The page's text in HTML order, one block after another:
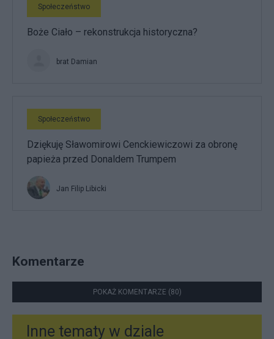
Społeczeństwo
Boże Ciało – rekonstrukcja historyczna?
brat Damian
Społeczeństwo
Dziękuję Sławomirowi Cenckiewiczowi za obronę
papieża przed Donaldem Trumpem
Jan Filip Libicki
Komentarze
POKAŻ KOMENTARZE (80)
Inne tematy w dziale